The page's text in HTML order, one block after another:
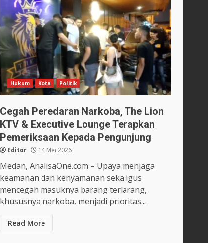
Hukum Kota Politik
Cegah Peredaran Narkoba, The Lion
KTV & Executive Lounge Terapkan
Pemeriksaan Kepada Pengunjung
Editor 14 Mei 2026
Medan, AnalisaOne.com – Upaya menjaga
keamanan dan kenyamanan sekaligus
mencegah masuknya barang terlarang,
khususnya narkoba, menjadi prioritas...
Read More